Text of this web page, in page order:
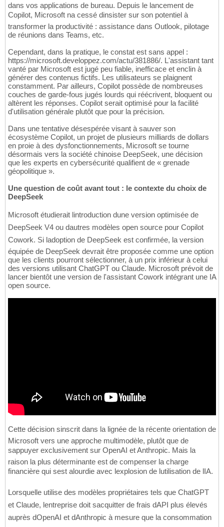
dans vos applications de bureau. Depuis le lancement de
Copilot, Microsoft na cessé dinsister sur son potentiel à
transformer la productivité : assistance dans Outlook, pilotage
de réunions dans Teams, etc.
Cependant, dans la pratique, le constat est sans appel :
https://microsoft.developpez.com/actu/381886/. L'assistant tant
vanté par Microsoft est jugé peu fiable, inefficace et enclin à
générer des contenus fictifs. Les utilisateurs se plaignent
constamment. Par ailleurs, Copilot possède de nombreuses
couches de garde-fous jugés lourds qui réécrivent, bloquent ou
altèrent les réponses. Copilot serait optimisé pour la facilité
d'utilisation générale plutôt que pour la précision.
Dans une tentative désespérée visant à sauver son
écosystème Copilot, un projet de plusieurs milliards de dollars
en proie à des dysfonctionnements, Microsoft se tourne
désormais vers la société chinoise DeepSeek, une décision
que les experts en cybersécurité qualifient de « grenade
géopolitique ».
Une question de coût avant tout : le contexte du choix de
DeepSeek
Microsoft étudierait lintroduction dune version optimisée de
DeepSeek V4 ou dautres modèles open source pour Copilot
Cowork. Si ladoption de DeepSeek est confirmée, la version
équipée de DeepSeek devrait être proposée comme une option
que les clients pourront sélectionner, à un prix inférieur à celui
des versions utilisant ChatGPT ou Claude. Microsoft prévoit de
lancer bientôt une version de l'assistant Cowork intégrant une IA
open source.
Cette décision sinscrit dans la lignée de la récente orientation de
Microsoft vers une approche multimodèle, plutôt que de
sappuyer exclusivement sur OpenAI et Anthropic. Mais la
raison la plus déterminante est de compenser la charge
financière qui sest alourdie avec lexplosion de lutilisation de lIA.
Lorsquelle utilise des modèles propriétaires tels que ChatGPT
et Claude, lentreprise doit sacquitter de frais dAPI plus élevés
auprès dOpenAI et dAnthropic à mesure que la consommation